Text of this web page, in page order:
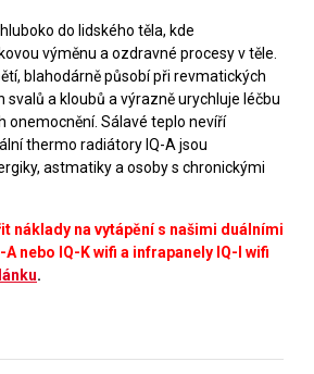
do lidského těla, kde
výměnu a ozdravné procesy v těle.
blahodárně působí při revmatických
svalů a kloubů a výrazně urychluje léčbu
onemocnění. Sálavé teplo nevíří
thermo radiátory IQ-A jsou
astmatiky a osoby s chronickými
náklady na vytápění s našimi duálními
nebo IQ-K wifi a infrapanely IQ-I wifi
.